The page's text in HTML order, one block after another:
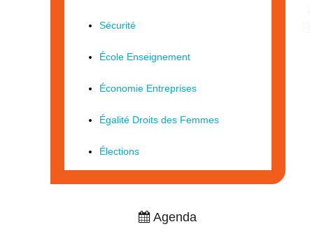
Sécurité
École Enseignement
Économie Entreprises
Égalité Droits des Femmes
Élections
Agenda